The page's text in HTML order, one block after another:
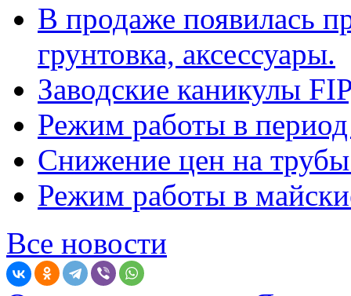
В продаже появилась
грунтовка, аксессуары.
Заводские каникулы
Режим работы в
Снижение цен на
Режим работы в
Все новости